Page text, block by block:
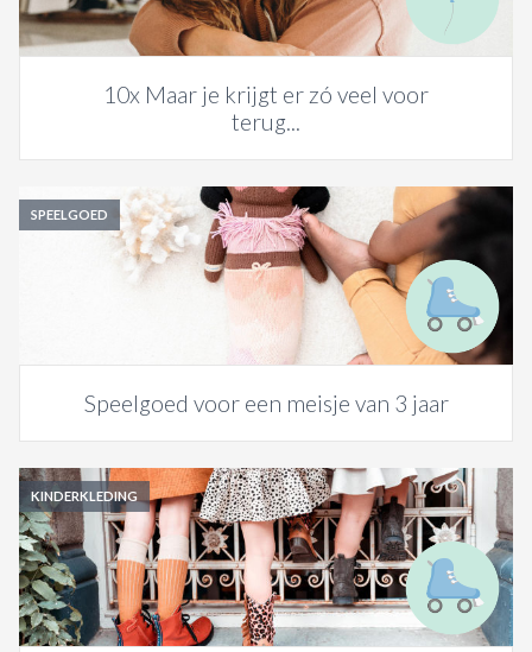
10x Maar je krijgt er zó veel voor
terug...
SPEELGOED
Speelgoed voor een meisje van 3 jaar
KINDERKLEDING